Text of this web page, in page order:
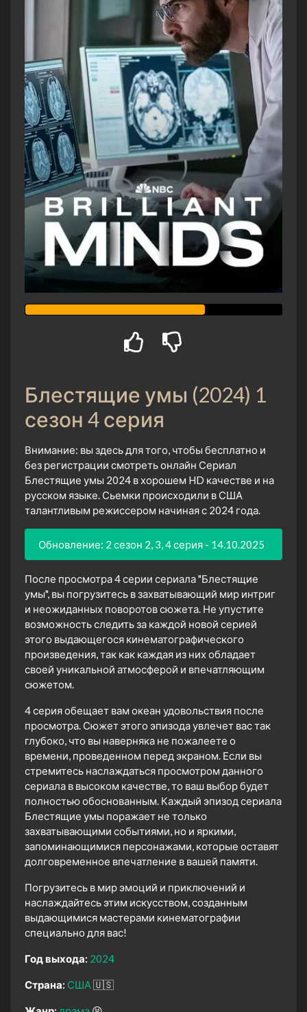
Блестящие умы (2024) 1
сезон 4 серия
Внимание: вы здесь для того, чтобы бесплатно и
без регистрации смотреть онлайн Сериал
Блестящие умы 2024 в хорошем HD качестве и на
русском языке. Сьемки происходили в США
талантливым режиссером начиная с 2024 года.
Обновление: 2 сезон 2, 3, 4 серия - 14.10.2025
После просмотра 4 серии сериала "Блестящие
умы", вы погрузитесь в захватывающий мир интриг
и неожиданных поворотов сюжета. Не упустите
возможность следить за каждой новой серией
этого выдающегося кинематографического
произведения, так как каждая из них обладает
своей уникальной атмосферой и впечатляющим
сюжетом.
4 серия обещает вам океан удовольствия после
просмотра. Сюжет этого эпизода увлечет вас так
глубоко, что вы наверняка не пожалеете о
времени, проведенном перед экраном. Если вы
стремитесь наслаждаться просмотром данного
сериала в высоком качестве, то ваш выбор будет
полностью обоснованным. Каждый эпизод сериала
Блестящие умы поражает не только
захватывающими событиями, но и яркими,
запоминающимися персонажами, которые оставят
долговременное впечатление в вашей памяти.
Погрузитесь в мир эмоций и приключений и
наслаждайтесь этим искусством, созданным
выдающимися мастерами кинематографии
специально для вас!
Год выхода: 2024
Страна: США 🇺🇸